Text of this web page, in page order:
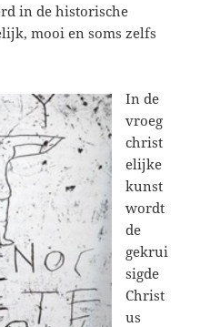
in de historische
mooi en soms zelfs
In de
vroeg
christ
elijke
kunst
wordt
de
gekrui
sigde
Christ
us